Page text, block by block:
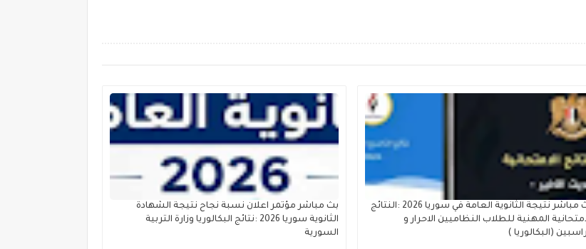
بث مباشر نتيجة الثانوية العامة في سوريا 2026 :النتائج
المهنية للطلاب النظاميين الاحرار و
(البكالوريا )
بث مباشر مؤتمر اعلان نسبة نجاح نتيجة الشهادة
الثانوية سوريا 2026 :نتائج البكالوريا وزارة التربية
السورية